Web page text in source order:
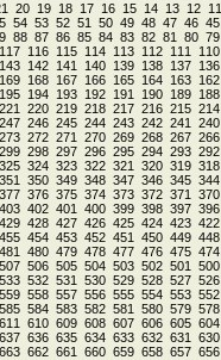
11
12
13
14
15
16
17
18
19
20
45
46
47
48
49
50
51
52
53
54
79
80
81
82
83
84
85
86
87
88
110
111
112
113
114
115
116
117
136
137
138
139
140
141
142
143
162
163
164
165
166
167
168
169
188
189
190
191
192
193
194
195
214
215
216
217
218
219
220
221
240
241
242
243
244
245
246
247
266
267
268
269
270
271
272
273
292
293
294
295
296
297
298
299
318
319
320
321
322
323
324
325
344
345
346
347
348
349
350
351
370
371
372
373
374
375
376
377
396
397
398
399
400
401
402
403
422
423
424
425
426
427
428
429
448
449
450
451
452
453
454
455
474
475
476
477
478
479
480
481
500
501
502
503
504
505
506
507
526
527
528
529
530
531
532
533
552
553
554
555
556
557
558
559
578
579
580
581
582
583
584
585
604
605
606
607
608
609
610
611
630
631
632
633
634
635
636
637
656
657
658
659
660
661
662
663